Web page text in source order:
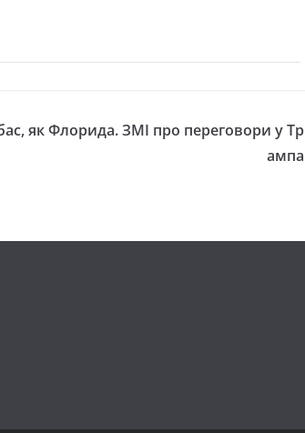
як Флорида. ЗМІ про переговори у Тр
ампа